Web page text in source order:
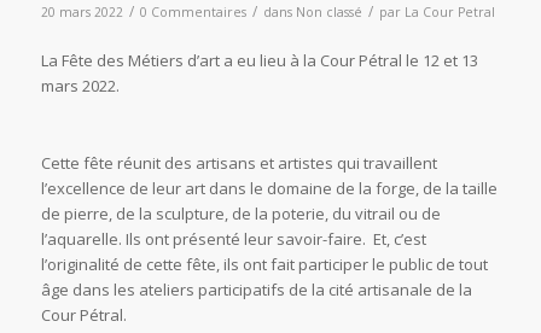
20 mars 2022 / 0 Commentaires / dans Non classé / par La Cour Petral
La Fête des Métiers d’art a eu lieu à la Cour Pétral le 12 et 13
mars 2022.
Cette fête réunit des artisans et artistes qui travaillent
l’excellence de leur art dans le domaine de la forge, de la taille
de pierre, de la sculpture, de la poterie, du vitrail ou de
l’aquarelle. Ils ont présenté leur savoir-faire. Et, c’est
l’originalité de cette fête, ils ont fait participer le public de tout
âge dans les ateliers participatifs de la cité artisanale de la
Cour Pétral.